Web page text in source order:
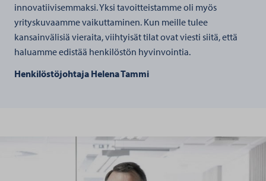
innovatiivisemmaksi. Yksi tavoitteistamme oli myös
yrityskuvaamme vaikuttaminen. Kun meille tulee
kansainvälisiä vieraita, viihtyisät tilat ovat viesti siitä, että
haluamme edistää henkilöstön hyvinvointia.
Henkilöstöjohtaja Helena Tammi